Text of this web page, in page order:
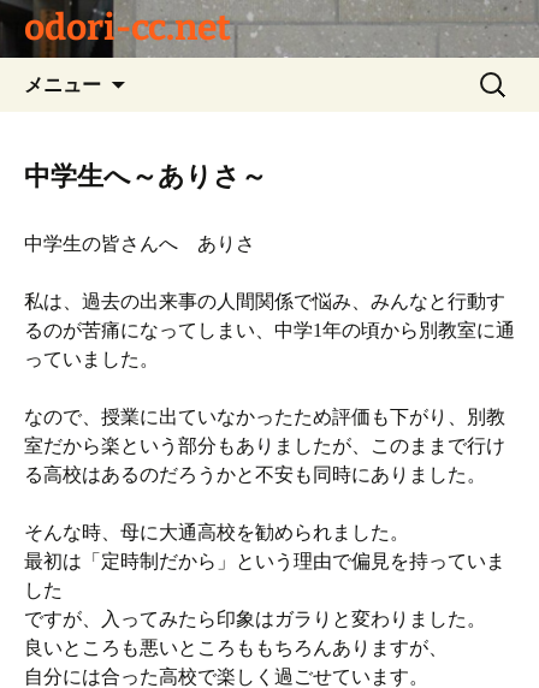
odori-cc.net
メニュー
ツ
ス
ッ
プ
検
索:
中学生へ～ありさ～
中学生の皆さんへ ありさ
私は、過去の出来事の人間関係で悩み、みんなと行動す
るのが苦痛になってしまい、中学1年の頃から別教室に通
っていました。
なので、授業に出ていなかったため評価も下がり、別教
室だから楽という部分もありましたが、このままで行け
る高校はあるのだろうかと不安も同時にありました。
そんな時、母に大通高校を勧められました。
最初は「定時制だから」という理由で偏見を持っていま
した
ですが、入ってみたら印象はガラりと変わりました。
良いところも悪いところももちろんありますが、
自分には合った高校で楽しく過ごせています。